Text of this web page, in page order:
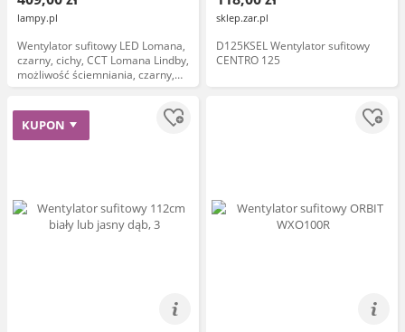
lampy.pl
Wentylator sufitowy LED Lomana,
czarny, cichy, CCT Lomana Lindby,
możliwość ściemniania, czarny,
salon / jadalnia, aluminium,
sklep.zar.pl
D125KSEL Wentylator sufitowy
CENTRO 125
KUPON